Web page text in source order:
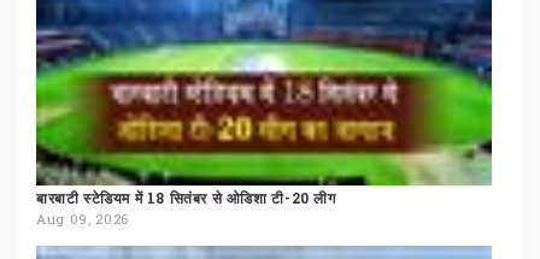
बारबाटी स्टेडियम में 18 सितंबर से ओडिशा टी-20 लीग
Aug 09, 2026